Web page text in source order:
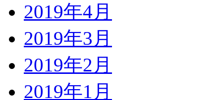
2019年4月
2019年3月
2019年2月
2019年1月